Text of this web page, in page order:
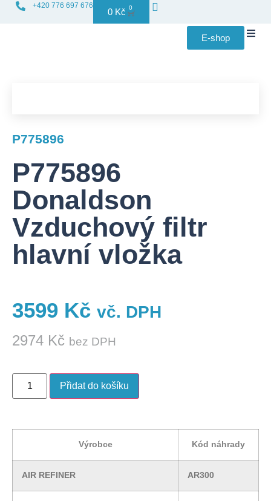
+420 776 697 676
0 Kč 0
E-shop
P775896
P775896
Donaldson
Vzduchový filtr
hlavní vložka
3599 Kč vč. DPH
2974 Kč bez DPH
Přidat do košíku
Výrobce Kód náhrady
AIR REFINER AR300